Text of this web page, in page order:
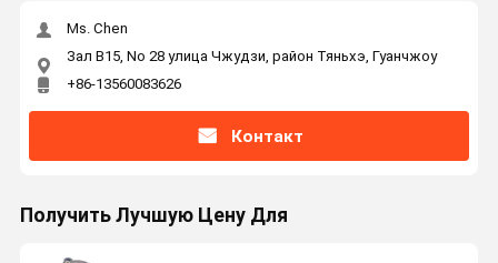
Ms. Chen
Зал B15, No 28 улица Чжудзи, район Тяньхэ, Гуанчжоу
+86-13560083626
Контакт
Получить Лучшую Цену Для